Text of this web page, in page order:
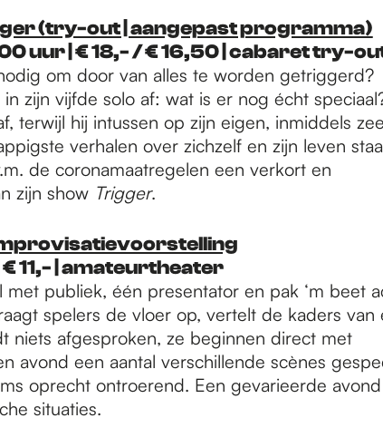
(try-out | aangepast programma)
uur | € 18,- / € 16,50 | cabaret try-
om door van alles te worden getriggerd?
in zijn vijfde solo af: wat is er nog écht
terwijl hij intussen op zijn eigen, inmiddels
verhalen over zichzelf en zijn leven
de coronamaatregelen een verkort en
zijn show Trigger.
11,- | amateurtheater
met publiek, één presentator en pak ‘m beet
spelers de vloer op, vertelt de kaders van
niets afgesproken, ze beginnen direct met
avond een aantal verschillende scènes
oprecht ontroerend. Een gevarieerde avond
situaties.